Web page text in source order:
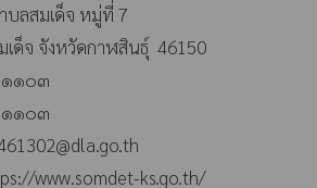
บลสมเด็จ หมู่ที่ 7
เด็จ จังหวัดกาฬสินธุ์  46150
๑๐๓
๑๑๐๓
www.somdet-ks.go.th/